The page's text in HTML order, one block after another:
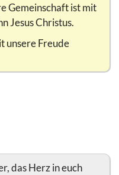
Gemeinschaft ist mit
Jesus Christus.
unsere Freude
das Herz in euch